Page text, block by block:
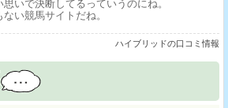
いで決断してるっていうのにね。
い競馬サイトだね。
ハイブリッドの口コミ情報